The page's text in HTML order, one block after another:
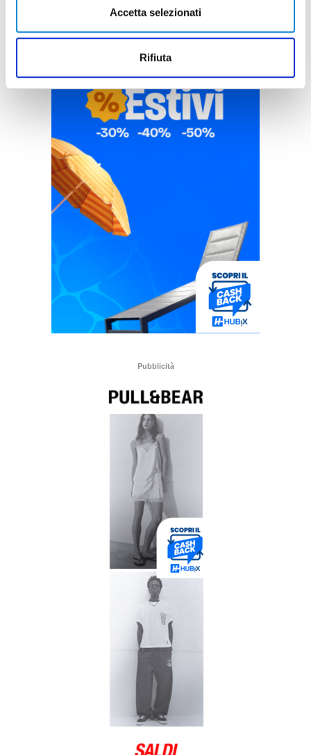
Accetta selezionati
Rifiuta
Pubblicità